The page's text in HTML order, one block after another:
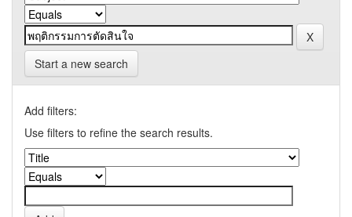
Start a new search
Add filters:
Use filters to refine the search results.